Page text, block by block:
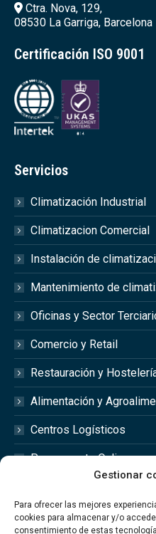
Gestionar
Para ofrecer las mejores
cookies para almacenar y/o
consentimiento de estas
Ctra. Nova, 129,
08530 La Garriga, Barcelona
Certificación ISO 9001
Servicios
Climatización Industrial
Climatizacion Comercial
Instalación de
Mantenimiento de
Oficinas y Sector
Comercio y Retail
Restauración y
Alimentación y
Centros Logísticos
Presupuesto Online
Redes Sociales